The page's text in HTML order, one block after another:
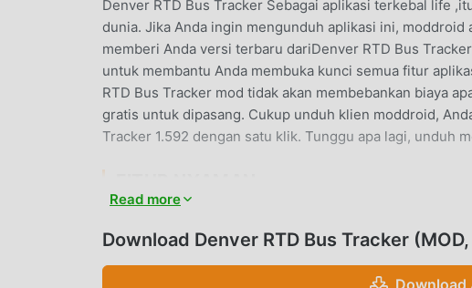
Denver RTD Bus Tracker Sebagai aplikasi terkebal life
dunia. Jika Anda ingin mengunduh aplikasi ini,
memberi Anda versi terbaru dariDenver RTD Bus
untuk membantu Anda membuka kunci semua fitur
RTD Bus Tracker mod tidak akan membebankan biaya
gratis untuk dipasang. Cukup unduh klien moddroid,
Tracker 1.592 dengan satu klik. Tunggu apa lagi, unduh
Dibandingkan dengan tradisional life aplikasi, Denver
dapat dengan mudah merasakan semua fungsi, dan itu
Read more
Download Denver RTD Bus Tracker
Download